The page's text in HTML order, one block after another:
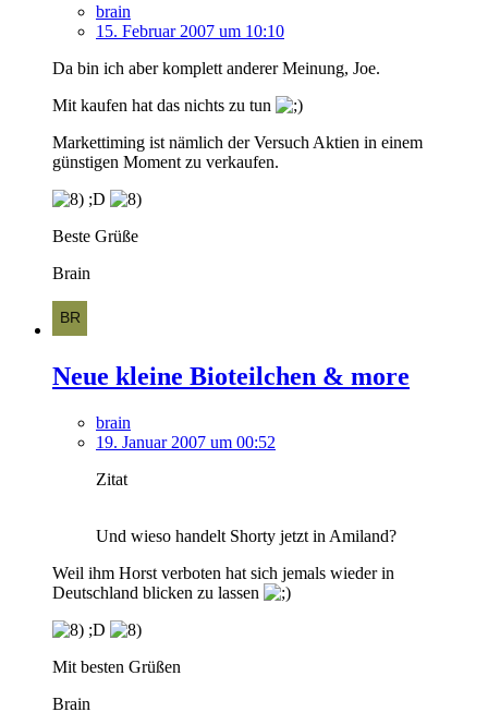
brain
15. Februar 2007 um 10:10
Da bin ich aber komplett anderer Meinung, Joe.
Mit kaufen hat das nichts zu tun
Markettiming ist nämlich der Versuch Aktien in einem
günstigen Moment zu verkaufen.
;D
Beste Grüße
Brain
Neue kleine Bioteilchen & more
brain
19. Januar 2007 um 00:52
Zitat
Und wieso handelt Shorty jetzt in Amiland?
Weil ihm Horst verboten hat sich jemals wieder in
Deutschland blicken zu lassen
;D
Mit besten Grüßen
Brain